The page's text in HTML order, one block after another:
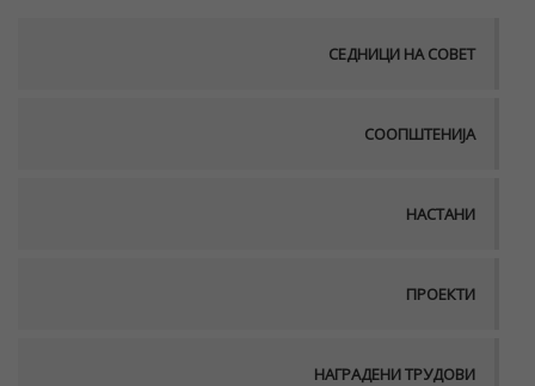
СЕДНИЦИ НА СОВЕТ
СООПШТЕНИЈА
НАСТАНИ
ПРОЕКТИ
НАГРАДЕНИ ТРУДОВИ